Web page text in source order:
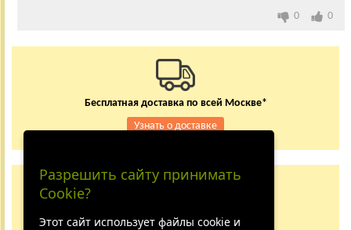
0 0
Бесплатная доставка по всей Москве*
Узнать о доставке
Заказывайте по телефону
8 (800) 333-62-84
Разрешить сайту принимать
Cookie?
Этот сайт использует файлы cookie и